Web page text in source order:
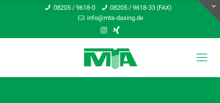
08205 / 9618-0
08205 / 9618-33 (FAX)
info@mta-dasing.de